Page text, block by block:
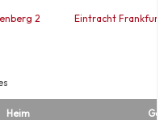
2 Eintracht Frankfurt
Heim